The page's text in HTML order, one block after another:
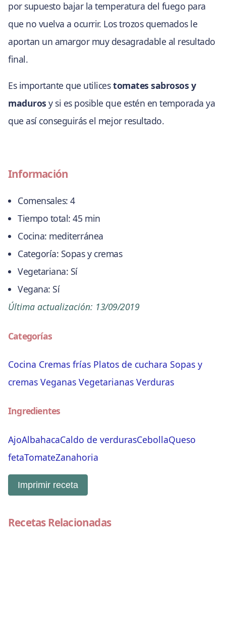
por supuesto bajar la temperatura del fuego para
que no vuelva a ocurrir. Los trozos quemados le
aportan un amargor muy desagradable al resultado
final.
Es importante que utilicestomates sabrosos y
maduros y si es posible que estén en temporada ya
que así conseguirás el mejor resultado.
Información
Comensales: 4
Tiempo total: 45 min
Cocina: mediterránea
Categoría: Sopas y cremas
Vegetariana: Sí
Vegana: Sí
Última actualización: 13/09/2019
Categorías
Cocina Cremas frías Platos de cuchara Sopas y
cremas Veganas Vegetarianas Verduras
Ingredientes
AjoAlbahacaCaldo de verdurasCebollaQueso
fetaTomateZanahoria
Imprimir receta
Recetas Relacionadas